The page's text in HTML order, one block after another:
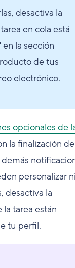
desactiva la
en cola está
la sección
de tus
electrónico.
opcionales de
la finalización de
personalizar
desactiva la
la tarea están
tu perfil.